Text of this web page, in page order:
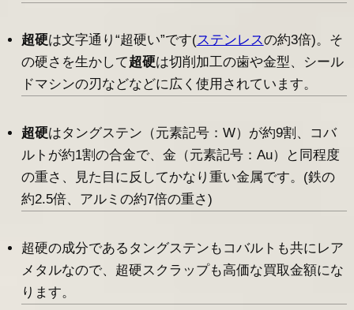
超硬は文字通り“超硬い”です(ステンレスの約3倍)。そ
の硬さを生かして超硬は切削加工の歯や金型、シール
ドマシンの刃などなどに広く使用されています。
超硬はタングステン（元素記号：W）が約9割、コバ
ルトが約1割の合金で、金（元素記号：Au）と同程度
の重さ、見た目に反してかなり重い金属です。(鉄の
約2.5倍、アルミの約7倍の重さ)
超硬の成分であるタングステンもコバルトも共にレア
メタルなので、超硬スクラップも高価な買取金額にな
ります。